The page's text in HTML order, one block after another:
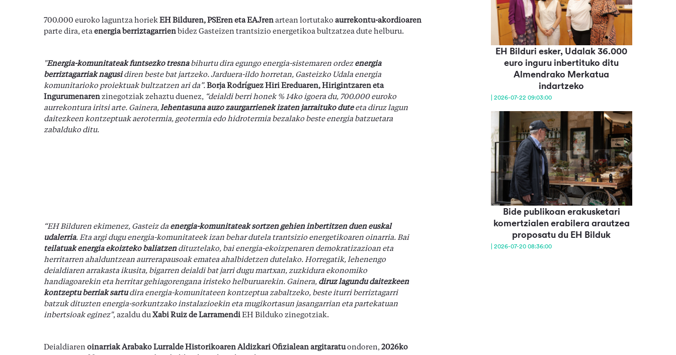
700.000 euroko laguntza horiek EH Bilduren, PSEren eta EAJren artean lortutako aurrekontu-akordioaren
parte dira, eta energia berriztagarrien bidez Gasteizen trantsizio energetikoa bultzatzea dute helburu.
"Energia-komunitateak funtsezko tresnabihurtu dira egungo energia-sistemaren ordez energia
berriztagarriak nagusidiren beste bat jartzeko. Jarduera-ildo horretan, Gasteizko Udala energia
komunitarioko proiektuak bultzatzen ari da”. Borja Rodríguez Hiri Ereduaren, Hirigintzaren eta
Ingurumenaren zinegotziak zehaztu duenez, “deialdi berri honek % 14ko igoera du, 700.000 euroko
aurrekontura iritsi arte. Gainera, lehentasuna auzo zaurgarrienek izaten jarraituko duteeta diruz lagun
daitezkeen kontzeptuak aerotermia, geotermia edo hidrotermia bezalako beste energia batzuetara
zabalduko ditu.
“EH Bilduren ekimenez, Gasteiz da energia-komunitateak sortzen gehien inbertitzen duen euskal
udalerria. Eta argi dugu energia-komunitateek izan behar dutela trantsizio energetikoaren oinarria. Bai
teilatuak energia ekoizteko baliatzendituztelako, bai energia-ekoizpenaren demokratizazioan eta
herritarren ahalduntzean aurrerapausoak ematea ahalbidetzen dutelako. Horregatik, lehenengo
deialdiaren arrakasta ikusita, bigarren deialdi bat jarri dugu martxan, zuzkidura ekonomiko
handiagoarekin eta herritar gehiagorengana iristeko helburuarekin. Gainera, diruz lagundu daitezkeen
kontzeptu berriak sartudira energia-komunitateen kontzeptua zabaltzeko, beste iturri berriztagarri
batzuk dituzten energia-sorkuntzako instalazioekin eta mugikortasun jasangarrian eta partekatuan
inbertsioak eginez", azaldu du Xabi Ruiz de Larramendi EH Bilduko zinegotziak.
Deialdiaren oinarriak Arabako Lurralde Historikoaren Aldizkari Ofizialean argitaratuondoren, 2026ko
EH Bilduri esker, Udalak 36.000
euro inguru inbertituko ditu
Almendrako Merkatua
indartzeko
| 2026-07-22 09:03:00
Bide publikoan erakusketari
komertzialen erabilera arautzea
proposatu du EH Bilduk
| 2026-07-20 08:36:00